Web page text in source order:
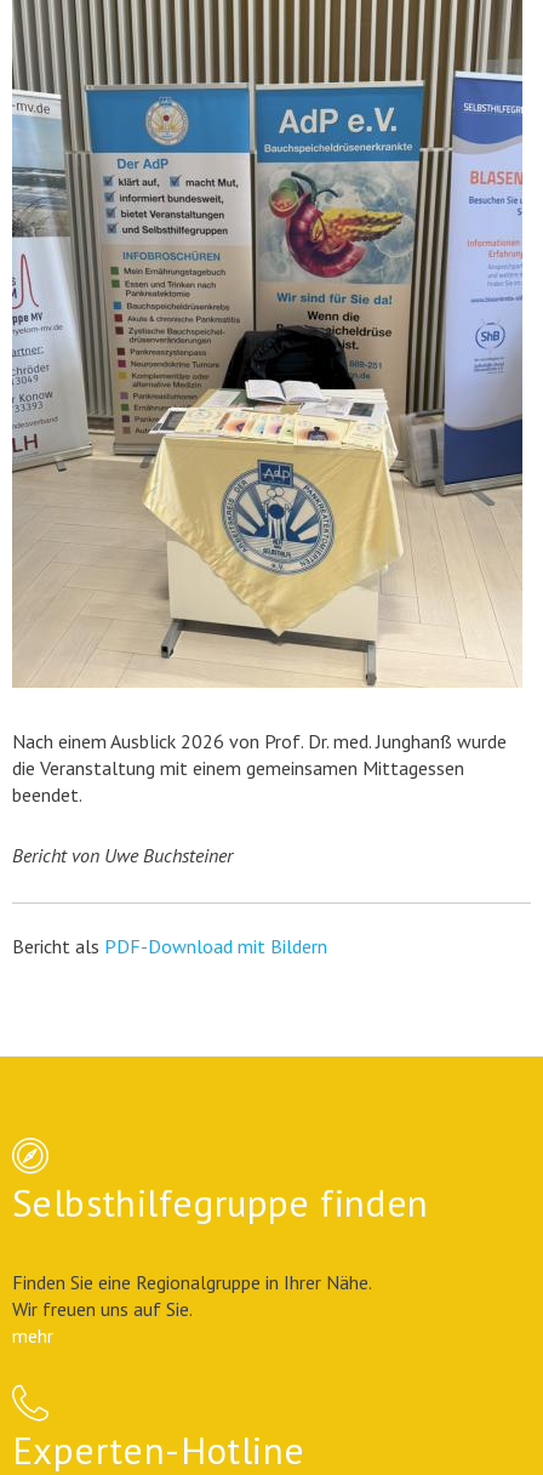
Nach einem Ausblick 2026 von Prof. Dr. med. Junghanß wurde
die Veranstaltung mit einem gemeinsamen Mittagessen
beendet.
Bericht von Uwe Buchsteiner
Bericht als PDF-Download mit Bildern
Selbsthilfegruppe finden
Finden Sie eine Regionalgruppe in Ihrer Nähe.
Wir freuen uns auf Sie.
mehr
Experten-Hotline